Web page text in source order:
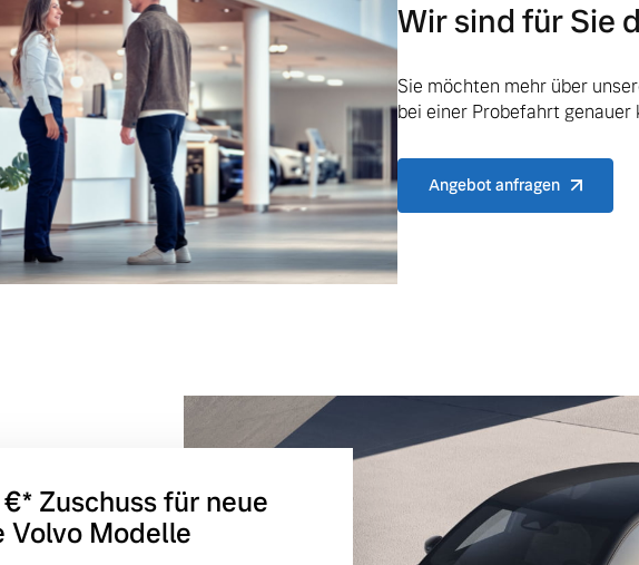
Wir sind für Sie
Sie möchten mehr über
bei einer Probefahrt genauer
Angebot anfragen
Zuschuss für neue
Modelle